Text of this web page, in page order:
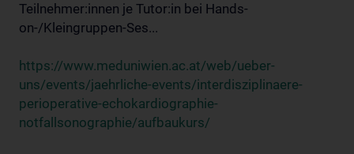
Teilnehmer:innen je Tutor:in bei Hands-
on-/Kleingruppen-Ses...
https://www.meduniwien.ac.at/web/ueber-
uns/events/jaehrliche-events/interdisziplinaere-
perioperative-echokardiographie-
notfallsonographie/aufbaukurs/